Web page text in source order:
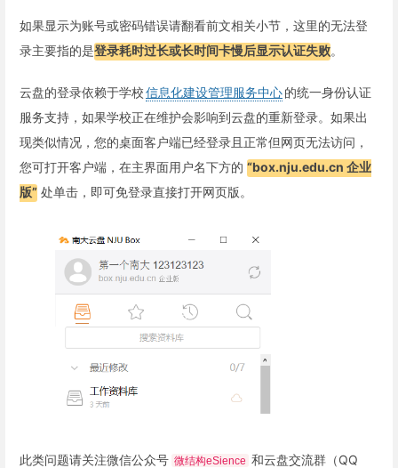
如果显示为账号或密码错误请翻看前文相关小节，这里的无法登
录主要指的是登录耗时过长或长时间卡慢后显示认证失败。
云盘的登录依赖于学校信息化建设管理服务中心的统一身份认证
服务支持，如果学校正在维护会影响到云盘的重新登录。如果出
现类似情况，您的桌面客户端已经登录且正常但网页无法访问，
您可打开客户端，在主界面用户名下方的 “box.nju.edu.cn 企业
版” 处单击，即可免登录直接打开网页版。
此类问题请关注微信公众号 微结构eSience 和云盘交流群（QQ